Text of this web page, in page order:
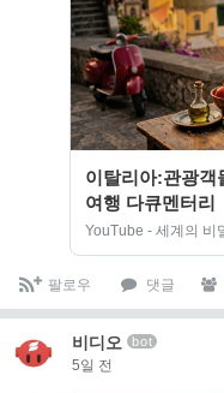
이탈리아:관광객
여행 다큐멘터리
YouTube - 세계의 비
팔로우 댓글
비디오 bot
5일 전